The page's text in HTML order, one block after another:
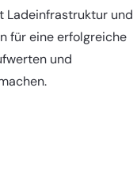
Ladeinfrastruktur und
für eine erfolgreiche
und